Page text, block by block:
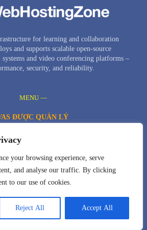
your browsing experience, serve
and analyse our traffic. By clicking
to our use of cookies.
Reject All Accept All
for learning and collaboration
and supports scalable open-source
and video conferencing platforms –
security, and reliability.
MENU —
ĐƯỢC QUẢN LÝ